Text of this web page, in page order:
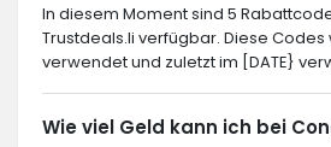
In diesem Moment sind 5
Trustdeals.li verfügbar. Diese
verwendet und zuletzt im [DATE}
Wie viel Geld kann ich bei